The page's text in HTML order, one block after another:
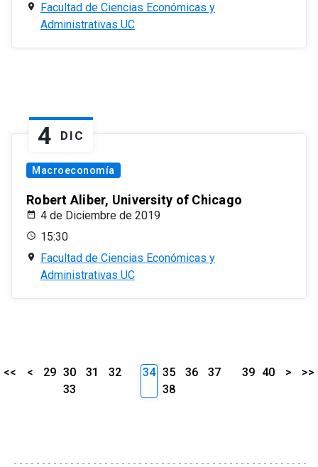
Facultad de Ciencias Económicas y
Administrativas UC
4 DIC
Macroeconomía
Robert Aliber, University of Chicago
4 de Diciembre de 2019
15:30
Facultad de Ciencias Económicas y
Administrativas UC
<< < 29 30 31
32
33
34 35 36
37
38
39 40 > >>